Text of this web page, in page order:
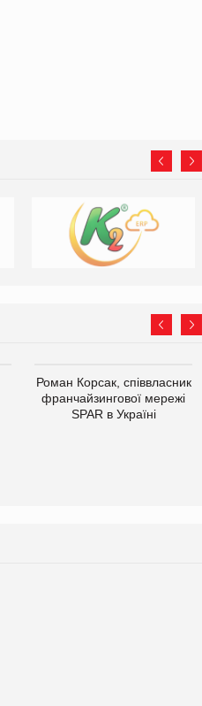
Роман Корсак, співвласник
франчайзингової мережі
SPAR в Україні